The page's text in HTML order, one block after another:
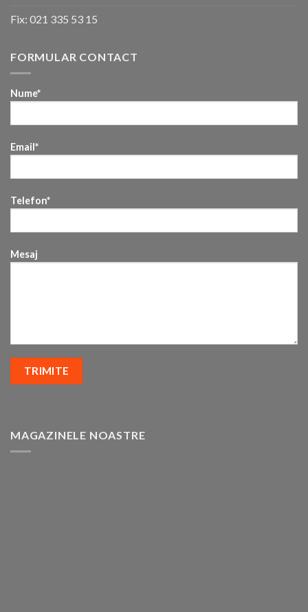
Fix: 021 335 53 15
FORMULAR CONTACT
Nume*
Email*
Telefon*
Mesaj
MAGAZINELE NOASTRE